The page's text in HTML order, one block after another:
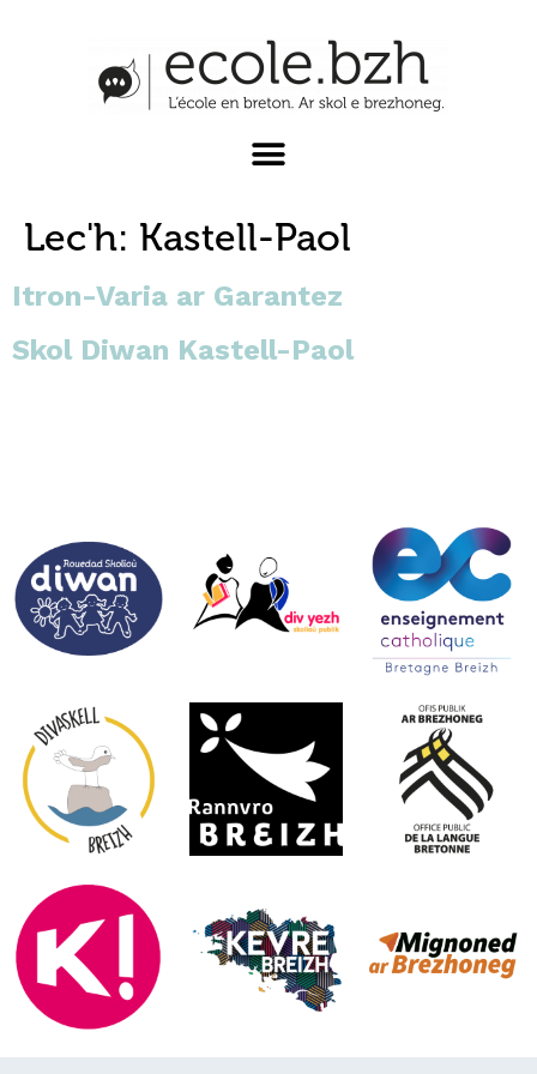
Lec'h: Kastell-Paol
Itron-Varia ar Garantez
Skol Diwan Kastell-Paol